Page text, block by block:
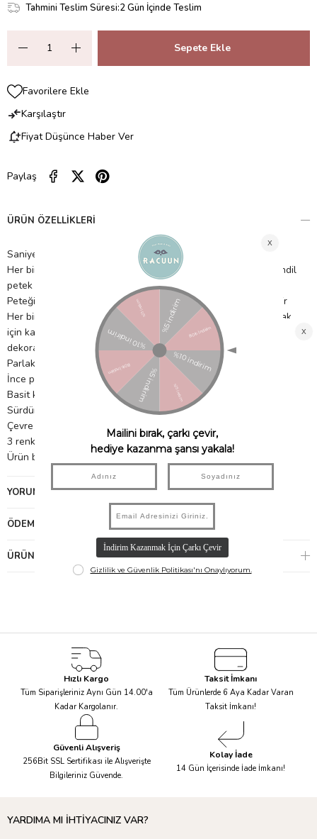
Tahmini Teslim Süresi:2 Gün İçinde Teslim
Favorilere Ekle
Karşılaştır
Fiyat Düşünce Haber Ver
Paylaş
ÜRÜN ÖZELLIKLERI
Saniyeler içinde kolayca bir araya gelirler
Her birinin iki tarafında kırmızı, mavi veya yeşil renkli kağıt mendil
petek vardır
Peteği açık tutmak için cırt cırtlı bağlantı noktaları tedarik edilir
Her bir Fındıkkıran'ın ortasına sarmak ve altın toka ile tutturmak
için kağıt kemerler tedarik edilir (kolayca çıkarılabilirler,
dekorasyonu başka bir yıl tekrar kullanmaya hazırdırlar)
Parlak altın varak detaylar
İnce platin altın Eco sim detayları
Basit kendi kendine montaj gereklidir
Sürdürülebilir FSC kağıdı kullanılarak yapılan ambalajlar
Çevre dostu sim
3 renkte 3'lü paket
Ürün boyutları: 8 cm x 30,5 cm x 8 cm
YORUMLAR(0)
ÖDEME SEÇENEKLERI
ÜRÜN ÖNERILERI
Hızlı Kargo
Tüm Siparişleriniz Aynı Gün 14.00'a
Kadar Kargolanır.
Taksit İmkanı
Tüm Ürünlerde 6 Aya Kadar Varan
Taksit İmkanı!
Güvenli Alışveriş
256Bit SSL Sertifikası ile Alışverişte
Bilgileriniz Güvende.
Kolay İade
14 Gün İçerisinde İade İmkanı!
YARDIMA MI İHTİYACINIZ VAR?